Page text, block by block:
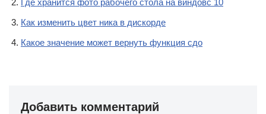
Где хранится фото рабочего стола на виндовс 10
Как изменить цвет ника в дискорде
Какое значение может вернуть функция сдо
Добавить комментарий